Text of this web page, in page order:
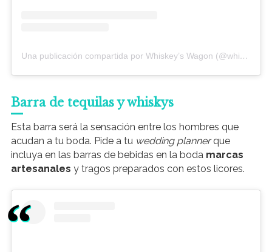
Una publicación compartida por Whiskey’s Wagon (@whiskeyswagon)
Barra de tequilas y whiskys
Esta barra será la sensación entre los hombres que
acudan a tu boda. Pide a tu wedding plannerque
incluya en las barras de bebidas en la boda marcas
artesanales y tragos preparados con estos licores.